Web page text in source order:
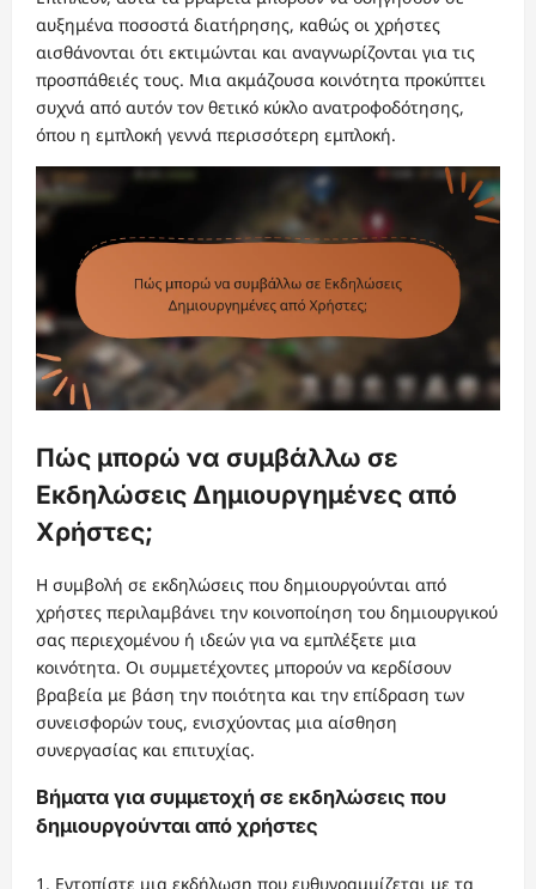
αυξημένα ποσοστά διατήρησης, καθώς οι χρήστες
αισθάνονται ότι εκτιμώνται και αναγνωρίζονται για τις
προσπάθειές τους. Μια ακμάζουσα κοινότητα προκύπτει
συχνά από αυτόν τον θετικό κύκλο ανατροφοδότησης,
όπου η εμπλοκή γεννά περισσότερη εμπλοκή.
Πώς μπορώ να συμβάλλω σε
Εκδηλώσεις Δημιουργημένες από
Χρήστες;
Η συμβολή σε εκδηλώσεις που δημιουργούνται από
χρήστες περιλαμβάνει την κοινοποίηση του δημιουργικού
σας περιεχομένου ή ιδεών για να εμπλέξετε μια
κοινότητα. Οι συμμετέχοντες μπορούν να κερδίσουν
βραβεία με βάση την ποιότητα και την επίδραση των
συνεισφορών τους, ενισχύοντας μια αίσθηση
συνεργασίας και επιτυχίας.
Βήματα για συμμετοχή σε εκδηλώσεις που
δημιουργούνται από χρήστες
Εντοπίστε μια εκδήλωση που ευθυγραμμίζεται με τα